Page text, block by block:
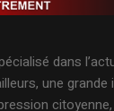
dans
une